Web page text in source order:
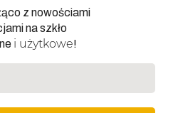
z nowościami
na szkło
i użytkowe!